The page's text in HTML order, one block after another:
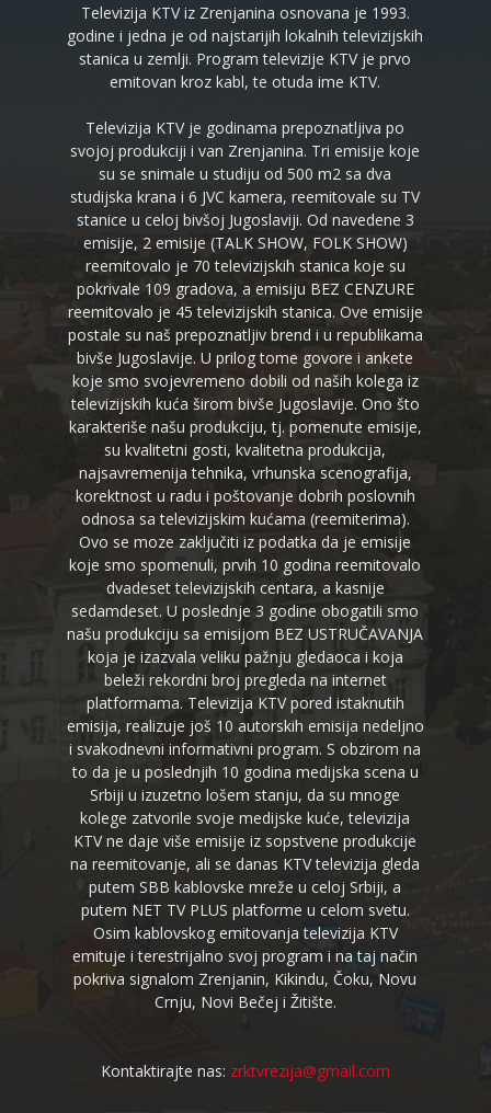
Televizija KTV iz Zrenjanina osnovana je 1993.
godine i jedna je od najstarijih lokalnih televizijskih
stanica u zemlji. Program televizije KTV je prvo
emitovan kroz kabl, te otuda ime KTV.
Televizija KTV je godinama prepoznatljiva po
svojoj produkciji i van Zrenjanina. Tri emisije koje
su se snimale u studiju od 500 m2 sa dva
studijska krana i 6 JVC kamera, reemitovale su TV
stanice u celoj bivšoj Jugoslaviji. Od navedene 3
emisije, 2 emisije (TALK SHOW, FOLK SHOW)
reemitovalo je 70 televizijskih stanica koje su
pokrivale 109 gradova, a emisiju BEZ CENZURE
reemitovalo je 45 televizijskih stanica. Ove emisije
postale su naš prepoznatljiv brend i u republikama
bivše Jugoslavije. U prilog tome govore i ankete
koje smo svojevremeno dobili od naših kolega iz
televizijskih kuća širom bivše Jugoslavije. Ono što
karakteriše našu produkciju, tj. pomenute emisije,
su kvalitetni gosti, kvalitetna produkcija,
najsavremenija tehnika, vrhunska scenografija,
korektnost u radu i poštovanje dobrih poslovnih
odnosa sa televizijskim kućama (reemiterima).
Ovo se moze zaključiti iz podatka da je emisije
koje smo spomenuli, prvih 10 godina reemitovalo
dvadeset televizijskih centara, a kasnije
sedamdeset. U poslednje 3 godine obogatili smo
našu produkciju sa emisijom BEZ USTRUČAVANJA
koja je izazvala veliku pažnju gledaoca i koja
beleži rekordni broj pregleda na internet
platformama. Televizija KTV pored istaknutih
emisija, realizuje još 10 autorskih emisija nedeljno
i svakodnevni informativni program. S obzirom na
to da je u poslednjih 10 godina medijska scena u
Srbiji u izuzetno lošem stanju, da su mnoge
kolege zatvorile svoje medijske kuće, televizija
KTV ne daje više emisije iz sopstvene produkcije
na reemitovanje, ali se danas KTV televizija gleda
putem SBB kablovske mreže u celoj Srbiji, a
putem NET TV PLUS platforme u celom svetu.
Osim kablovskog emitovanja televizija KTV
emituje i terestrijalno svoj program i na taj način
pokriva signalom Zrenjanin, Kikindu, Čoku, Novu
Crnju, Novi Bečej i Žitište.
Kontaktirajte nas: zrktvrezija@gmail.com